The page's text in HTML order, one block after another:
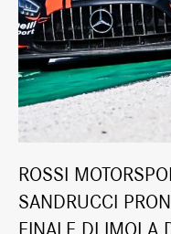
ROSSI
SANDRUCCI
FINALE DI IMOLA